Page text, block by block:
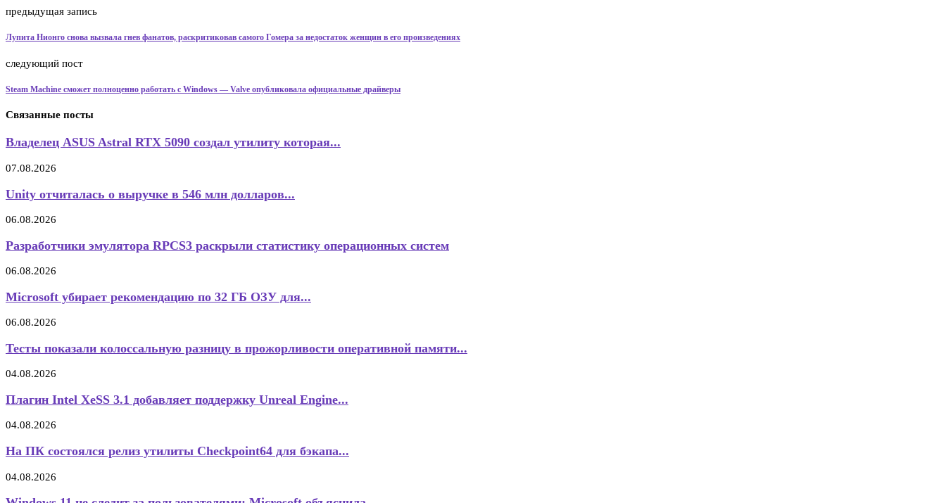
предыдущая запись
Лупита Нионго снова вызвала гнев фанатов, раскритиковав самого Гомера за недостаток женщин в его произведениях
следующий пост
Steam Machine сможет полноценно работать с Windows — Valve опубликовала официальные драйверы
Связанные посты
Владелец ASUS Astral RTX 5090 создал утилиту которая...
07.08.2026
Unity отчиталась о выручке в 546 млн долларов...
06.08.2026
Разработчики эмулятора RPCS3 раскрыли статистику операционных систем
06.08.2026
Microsoft убирает рекомендацию по 32 ГБ ОЗУ для...
06.08.2026
Тесты показали колоссальную разницу в прожорливости оперативной памяти...
04.08.2026
Плагин Intel XeSS 3.1 добавляет поддержку Unreal Engine...
04.08.2026
На ПК состоялся релиз утилиты Checkpoint64 для бэкапа...
04.08.2026